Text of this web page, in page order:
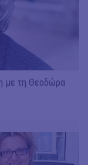
με τη Θεοδώρα